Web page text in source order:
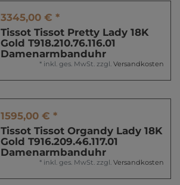
3345,00 € *
Tissot Tissot Pretty Lady 18K
Gold T918.210.76.116.01
Damenarmbanduhr
* inkl. ges. MwSt. zzgl. Versandkosten
1595,00 € *
Tissot Tissot Organdy Lady 18K
Gold T916.209.46.117.01
Damenarmbanduhr
* inkl. ges. MwSt. zzgl. Versandkosten